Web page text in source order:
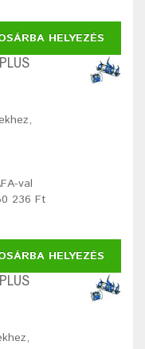
HELYEZÉS
val
236 Ft
HELYEZÉS